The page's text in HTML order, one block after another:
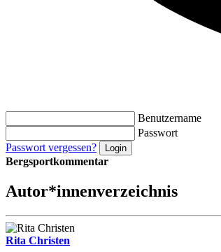
Benutzername
Passwort
Passwort vergessen?
Bergsportkommentar
Autor*innenverzeichnis
Rita Christen